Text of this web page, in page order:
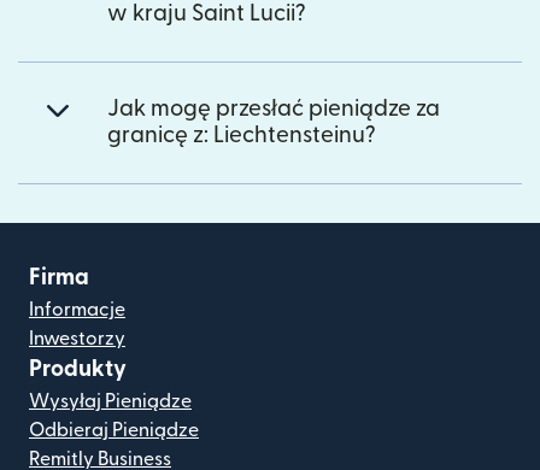
w kraju Saint Lucii?
Jak mogę przesłać pieniądze za
granicę z: Liechtensteinu?
Firma
Informacje
Inwestorzy
Produkty
Wysyłaj Pieniądze
Odbieraj Pieniądze
Remitly Business